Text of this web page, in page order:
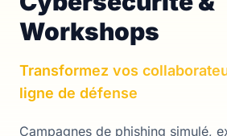
Workshops
Transformez vos
ligne de défense
Campagnes de phishing simulé,